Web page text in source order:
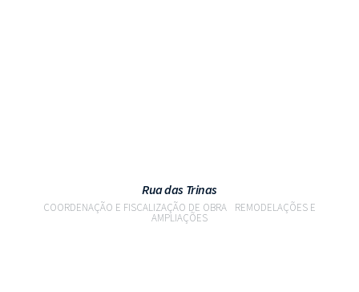
Rua das Trinas
COORDENAÇÃO E FISCALIZAÇÃO DE OBRA REMODELAÇÕES E
AMPLIAÇÕES